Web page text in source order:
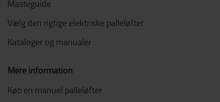
Masteguide
Vælg den rigtige elektriske palleløfter
Kataloger og manualer
Mere information
Køb en manuel palleløfter